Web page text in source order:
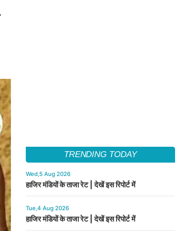
TRENDING TODAY
Wed,5 Aug 2026
हाजिर मंडियों के ताजा रेट | देखें इस रिपोर्ट में
Tue,4 Aug 2026
हाजिर मंडियों के ताजा रेट | देखें इस रिपोर्ट में